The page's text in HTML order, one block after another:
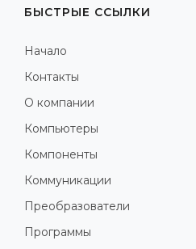
БЫСТРЫЕ ССЫЛКИ
Начало
Контакты
О компании
Компьютеры
Компоненты
Коммуникации
Преобразователи
Программы